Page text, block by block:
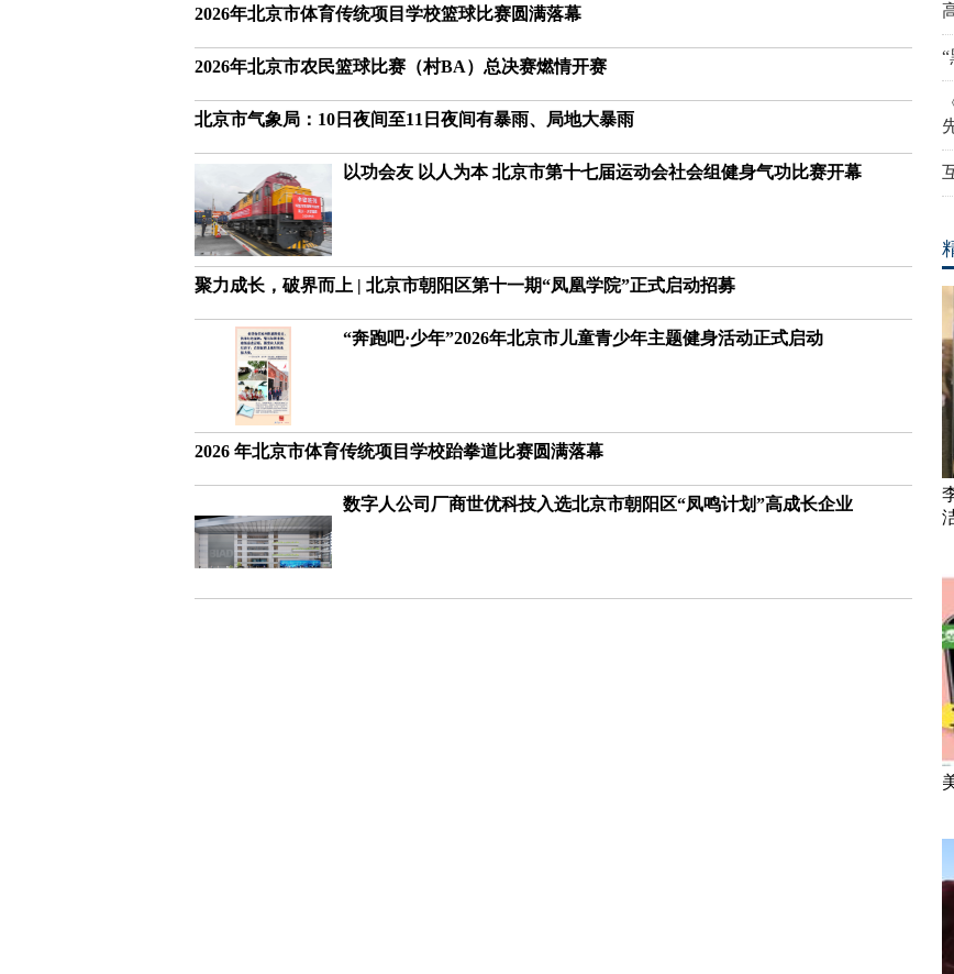
2026年北京市体育传统项目学校篮球比赛圆满落幕
2026年北京市农民篮球比赛（村BA）总决赛燃情开赛
北京市气象局：10日夜间至11日夜间有暴雨、局地大暴雨
以功会友 以人为本 北京市第十七届运动会社会组健身气功比赛开幕
聚力成长，破界而上 | 北京市朝阳区第十一期“凤凰学院”正式启动招募
“奔跑吧·少年”2026年北京市儿童青少年主题健身活动正式启动
2026 年北京市体育传统项目学校跆拳道比赛圆满落幕
数字人公司厂商世优科技入选北京市朝阳区“凤鸣计划”高成长企业